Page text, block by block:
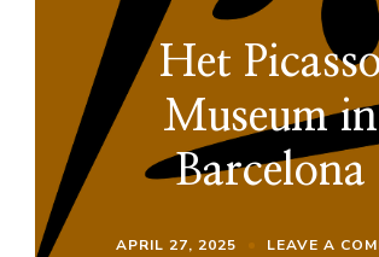
Het
Museum in
Barcelona
APRIL 27, 2025 LEAVE A